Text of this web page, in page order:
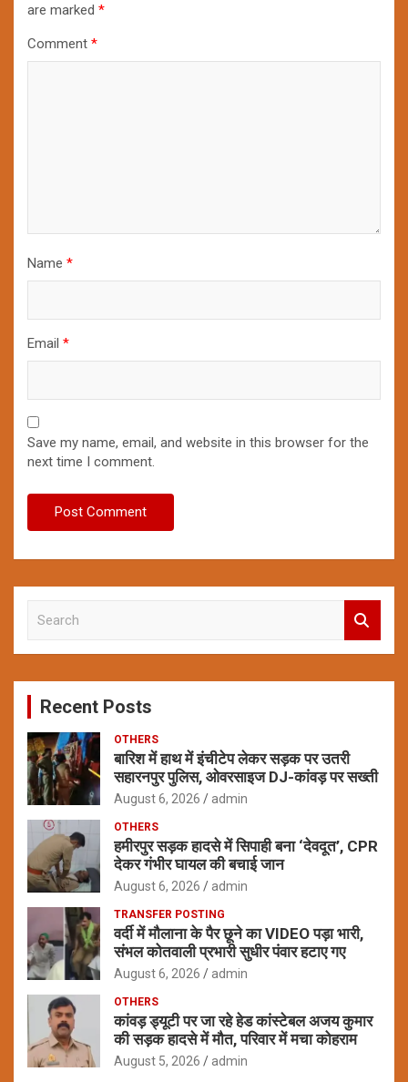
are marked *
Comment *
Name *
Email *
Save my name, email, and website in this browser for the
next time I comment.
c
Recent Posts
OTHERS
बारिश में हाथ में इंचीटेप लेकर सड़क पर उतरी
सहारनपुर पुलिस, ओवरसाइज DJ-कांवड़ पर सख्ती
August 6, 2026 admin
OTHERS
हमीरपुर सड़क हादसे में सिपाही बना ‘देवदूत’, CPR
देकर गंभीर घायल की बचाई जान
August 6, 2026 admin
TRANSFER POSTING
वर्दी में मौलाना के पैर छूने का VIDEO पड़ा भारी,
संभल कोतवाली प्रभारी सुधीर पंवार हटाए गए
August 6, 2026 admin
OTHERS
कांवड़ ड्यूटी पर जा रहे हेड कांस्टेबल अजय कुमार
की सड़क हादसे में मौत, परिवार में मचा कोहराम
August 5, 2026 admin